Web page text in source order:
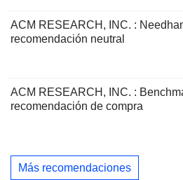
ACM RESEARCH, INC. :
recomendación neutral
ACM RESEARCH, INC. :
recomendación de compra
Más recomendaciones